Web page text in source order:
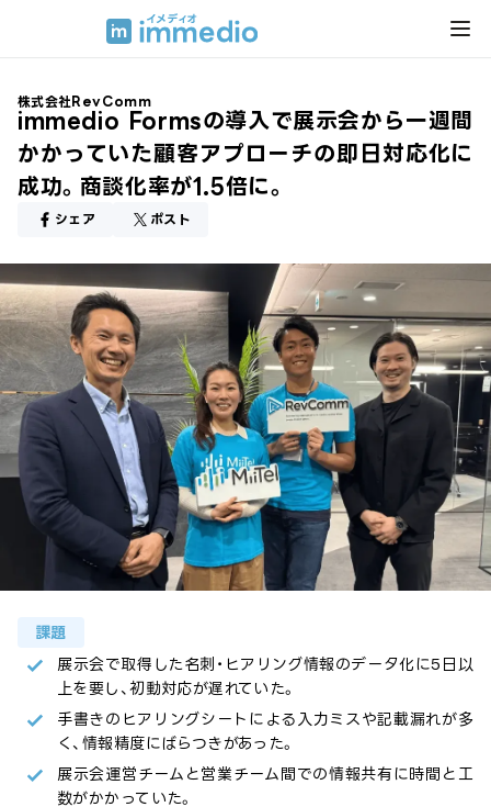
株式会社RevComm
immedio Formsの導入で展示会から一週間
かかっていた顧客アプローチの即日対応化に
成功。商談化率が1.5倍に。
シェア ポスト
課題
展示会で取得した名刺・ヒアリング情報のデータ化に5日以
上を要し、初動対応が遅れていた。
手書きのヒアリングシートによる入力ミスや記載漏れが多
く、情報精度にばらつきがあった。
展示会運営チームと営業チーム間での情報共有に時間と工
数がかかっていた。